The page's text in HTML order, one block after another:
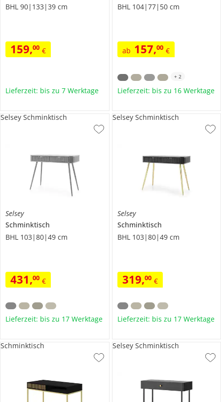
BHL 90|133|39 cm
159,00 €
Lieferzeit: bis zu 7 Werktage
BHL 104|77|50 cm
ab 157,00 €
+ 2
Lieferzeit: bis zu 16 Werktage
Selsey
Schminktisch
BHL 103|80|49 cm
431,00 €
Selsey Schminktisch
Lieferzeit: bis zu 17 Werktage
Selsey
Schminktisch
BHL 103|80|49 cm
319,00 €
Selsey Schminktisch
Lieferzeit: bis zu 17 Werktage
Schminktisch Selsey Schminktisch